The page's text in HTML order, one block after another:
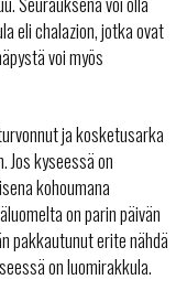
eli chalazion, jotka ovat
voi myös
ja kosketusarka
Jos kyseessä on
kohoumana
on parin päivän
pakkautunut erite nähdä
on luomirakkula.